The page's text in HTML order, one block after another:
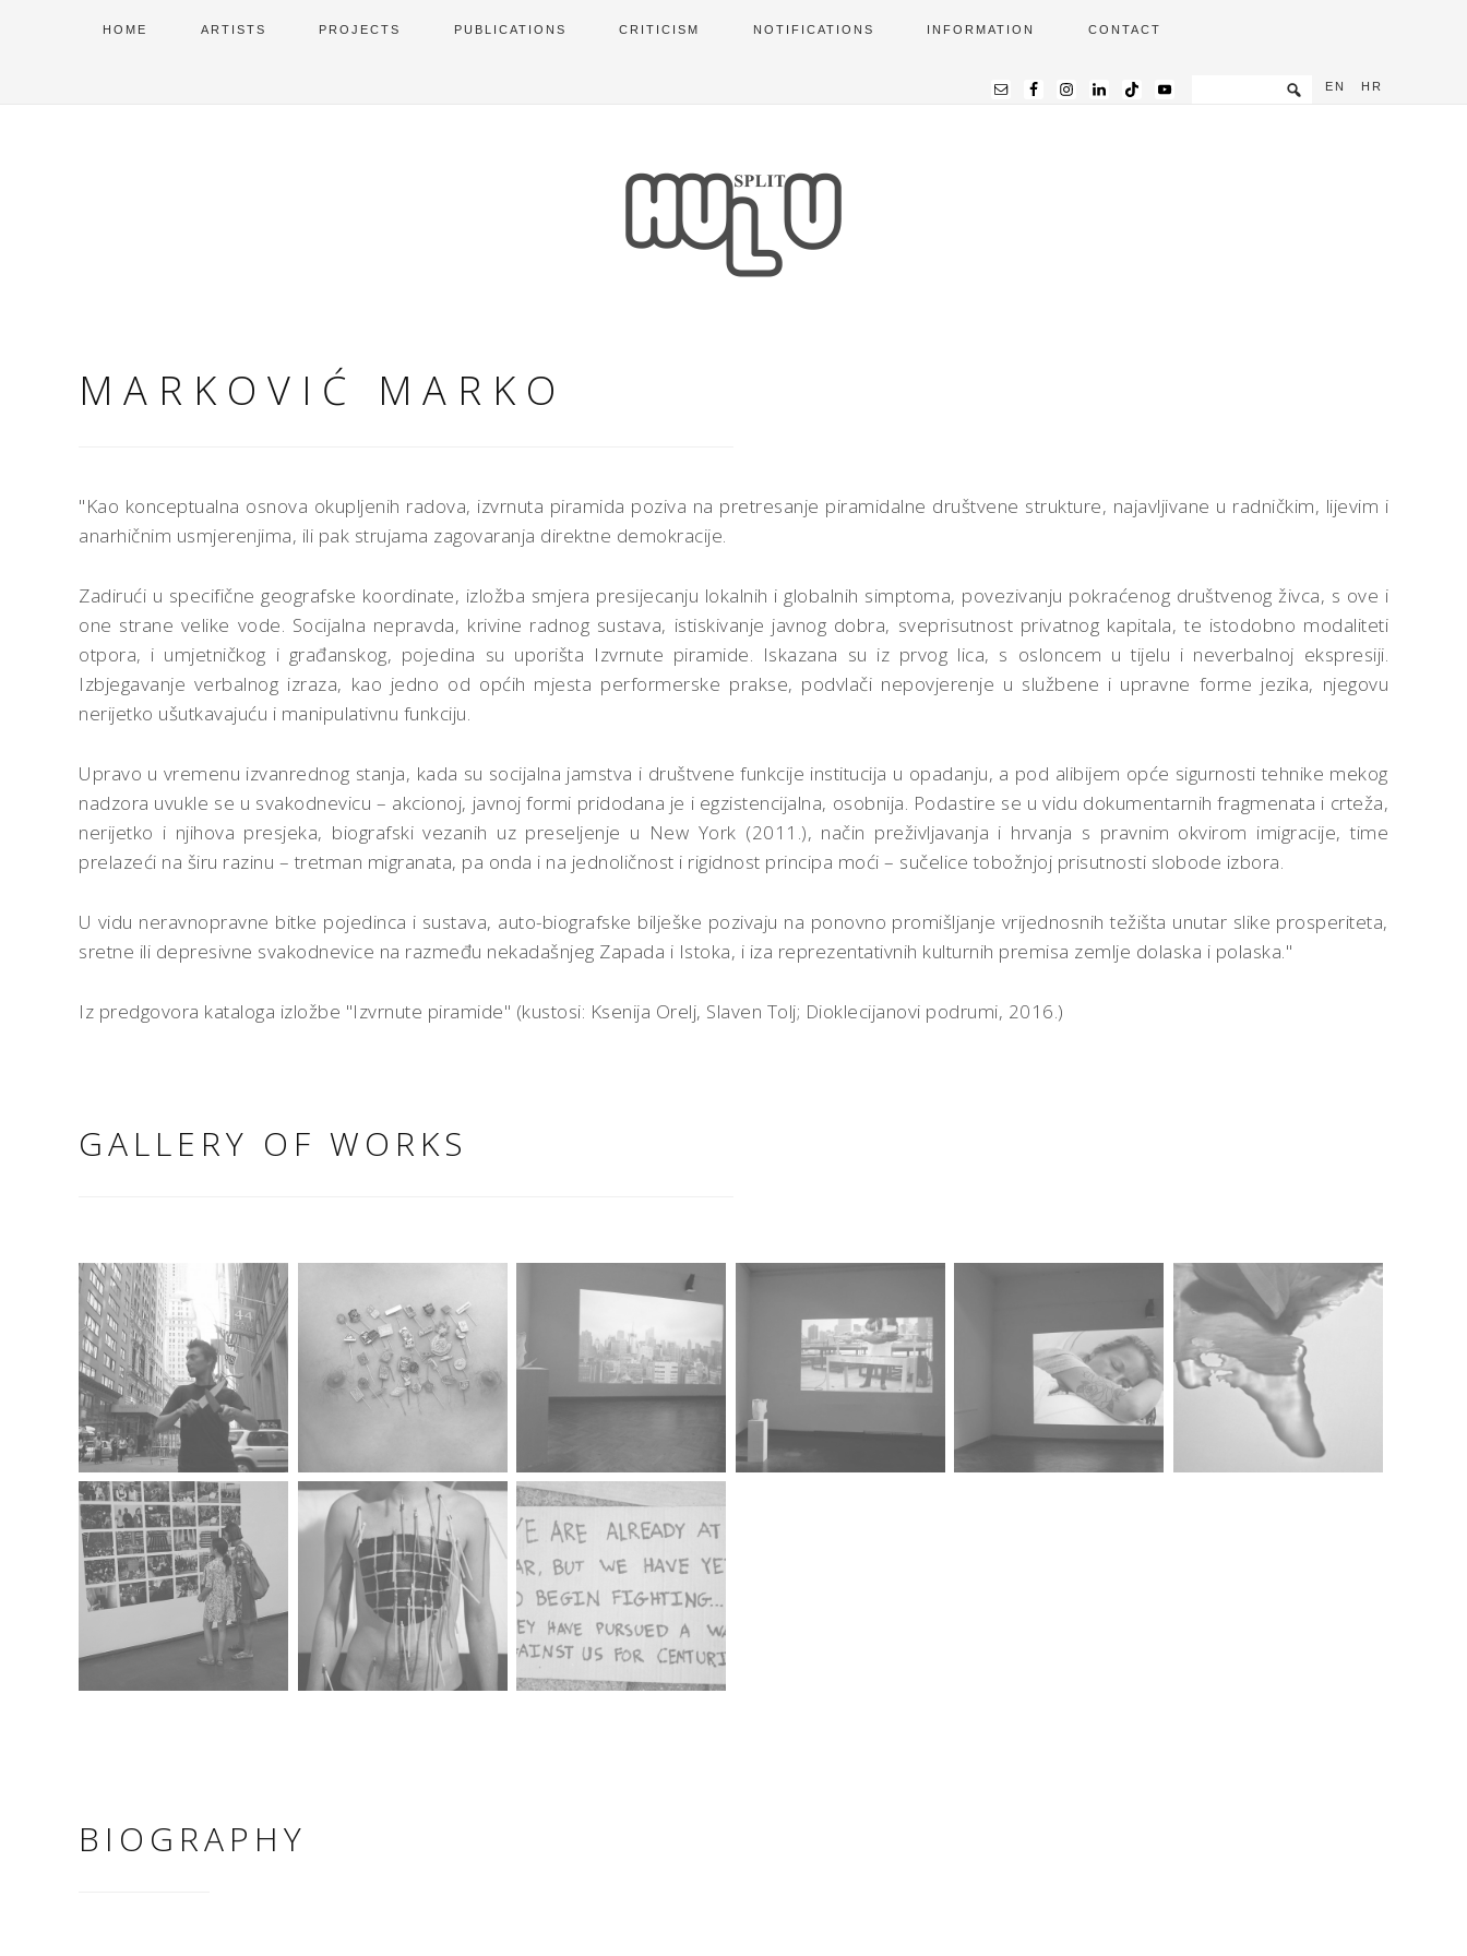
HOME ARTISTS PROJECTS PUBLICATIONS CRITICISM NOTIFICATIONS INFORMATION CONTACT
EN HR
MARKOVIĆ MARKO
"Kao konceptualna osnova okupljenih radova, izvrnuta piramida poziva na pretresanje piramidalne društvene strukture, najavljivane u radničkim, lijevim i
anarhičnim usmjerenjima, ili pak strujama zagovaranja direktne demokracije.
Zadirući u specifične geografske koordinate, izložba smjera presijecanju lokalnih i globalnih simptoma, povezivanju pokraćenog društvenog živca, s ove i
one strane velike vode. Socijalna nepravda, krivine radnog sustava, istiskivanje javnog dobra, sveprisutnost privatnog kapitala, te istodobno modaliteti
otpora, i umjetničkog i građanskog, pojedina su uporišta Izvrnute piramide. Iskazana su iz prvog lica, s osloncem u tijelu i neverbalnoj ekspresiji.
Izbjegavanje verbalnog izraza, kao jedno od općih mjesta performerske prakse, podvlači nepovjerenje u službene i upravne forme jezika, njegovu
nerijetko ušutkavajuću i manipulativnu funkciju.
Upravo u vremenu izvanrednog stanja, kada su socijalna jamstva i društvene funkcije institucija u opadanju, a pod alibijem opće sigurnosti tehnike mekog
nadzora uvukle se u svakodnevicu – akcionoj, javnoj formi pridodana je i egzistencijalna, osobnija. Podastire se u vidu dokumentarnih fragmenata i crteža,
nerijetko i njihova presjeka, biografski vezanih uz preseljenje u New York (2011.), način preživljavanja i hrvanja s pravnim okvirom imigracije, time
prelazeći na širu razinu – tretman migranata, pa onda i na jednoličnost i rigidnost principa moći – sučelice tobožnjoj prisutnosti slobode izbora.
U vidu neravnopravne bitke pojedinca i sustava, auto-biografske bilješke pozivaju na ponovno promišljanje vrijednosnih težišta unutar slike prosperiteta,
sretne ili depresivne svakodnevice na razmeđu nekadašnjeg Zapada i Istoka, i iza reprezentativnih kulturnih premisa zemlje dolaska i polaska."
Iz predgovora kataloga izložbe "Izvrnute piramide" (kustosi: Ksenija Orelj, Slaven Tolj; Dioklecijanovi podrumi, 2016.)
GALLERY OF WORKS
BIOGRAPHY